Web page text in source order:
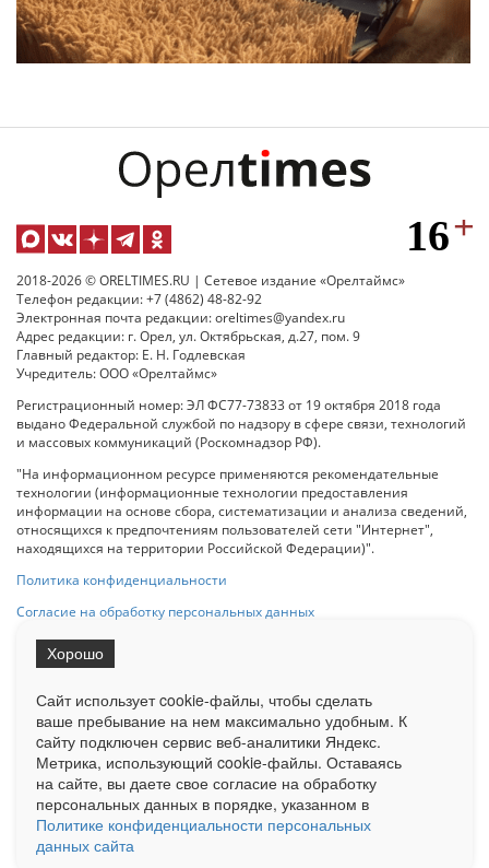
2018-2026 © ORELTIMES.RU | Сетевое издание «Орелтаймс»
Телефон редакции: +7 (4862) 48-82-92
Электронная почта редакции: oreltimes@yandex.ru
Адрес редакции: г. Орел, ул. Октябрьская, д.27, пом. 9
Главный редактор: Е. Н. Годлевская
Учредитель: ООО «Орелтаймс»
Регистрационный номер: ЭЛ ФС77-73833 от 19 октября 2018 года
выдано Федеральной службой по надзору в сфере связи, технологий
и массовых коммуникаций (Роскомнадзор РФ).
"На информационном ресурсе применяются рекомендательные
технологии (информационные технологии предоставления
информации на основе сбора, систематизации и анализа сведений,
относящихся к предпочтениям пользователей сети "Интернет",
находящихся на территории Российской Федерации)".
Политика конфиденциальности
Согласие на обработку персональных данных
на Сетевое издание «ОрелТаймс» обязательна.
Ограниченная статистика посещаемости доступна на сайте
Liveinternet.ru . Подробная статистика для рекламодателей по запросу
у менеджера.
Реклама Документы О нас Контакты
Сайт использует cookie-файлы, чтобы сделать
ваше пребывание на нем максимально удобным. К
cайту подключен сервис веб-аналитики Яндекс.
Метрика, использующий cookie-файлы. Оставаясь
на сайте, вы даете свое согласие на обработку
персональных данных в порядке, указанном в
Политике конфиденциальности персональных
данных сайта
Хорошо